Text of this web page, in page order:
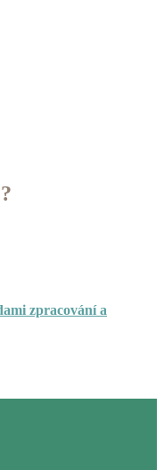
zpracování a